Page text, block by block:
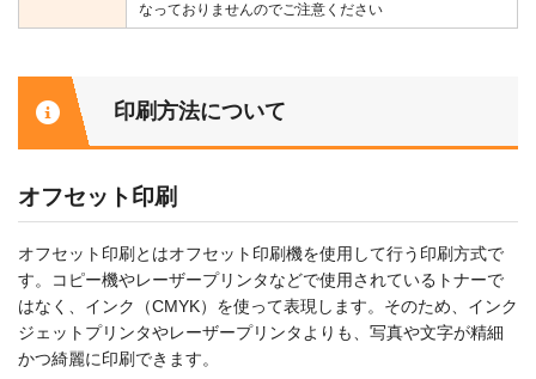
なっておりませんのでご注意ください
印刷方法について
オフセット印刷
オフセット印刷とはオフセット印刷機を使用して行う印刷方式で
す。コピー機やレーザープリンタなどで使用されているトナーで
はなく、インク（CMYK）を使って表現します。そのため、インク
ジェットプリンタやレーザープリンタよりも、写真や文字が精細
かつ綺麗に印刷できます。